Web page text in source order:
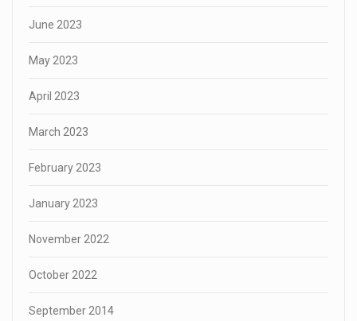
June 2023
May 2023
April 2023
March 2023
February 2023
January 2023
November 2022
October 2022
September 2014